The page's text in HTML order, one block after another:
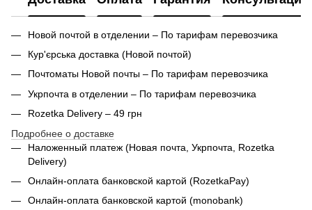
Новой почтой в отделении – По тарифам перевозчика
Кур'єрська доставка (Новой почтой)
Почтоматы Новой почты – По тарифам перевозчика
Укрпочта в отделении – По тарифам перевозчика
Rozetka Delivery – 49 грн
Подробнее о доставке
Наложенный платеж (Новая почта, Укрпочта, Rozetka
Delivery)
Онлайн-оплата банковской картой (RozetkaPay)
Онлайн-оплата банковской картой (monobank)